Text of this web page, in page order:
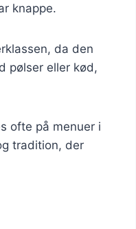
knappe.
da den
pølser eller kød,
ofte på menuer i
tradition, der